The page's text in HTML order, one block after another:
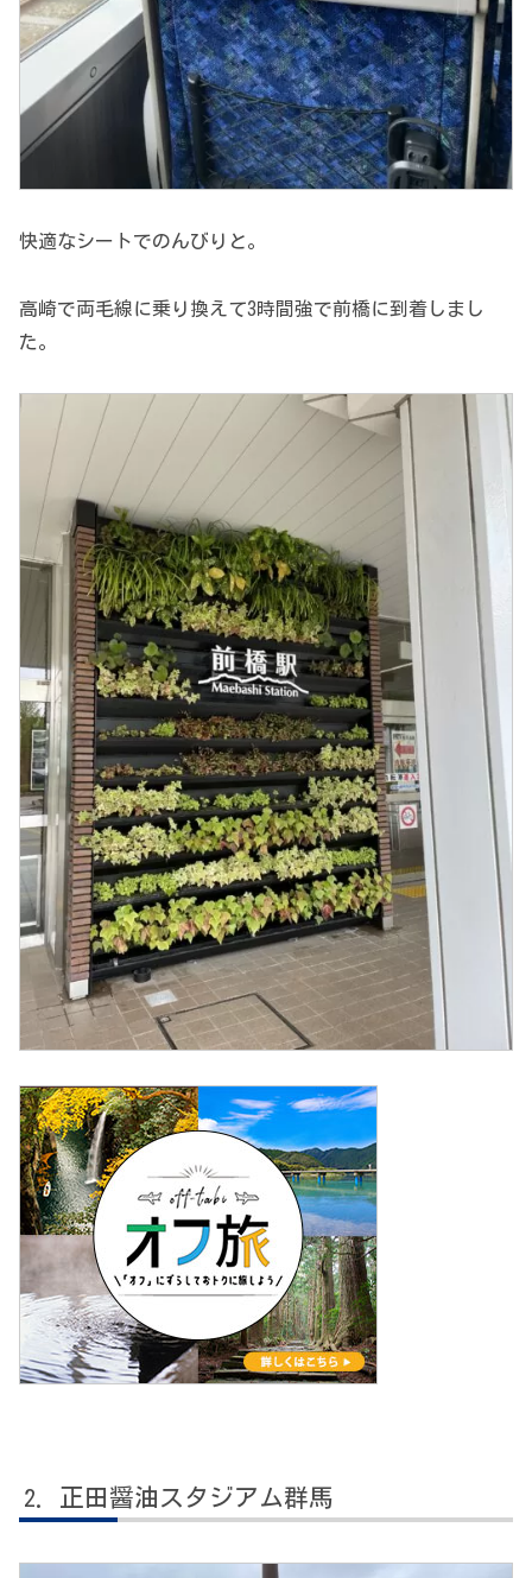
快適なシートでのんびりと。
高崎で両毛線に乗り換えて3時間強で前橋に到着しまし
た。
正田醤油スタジアム群馬